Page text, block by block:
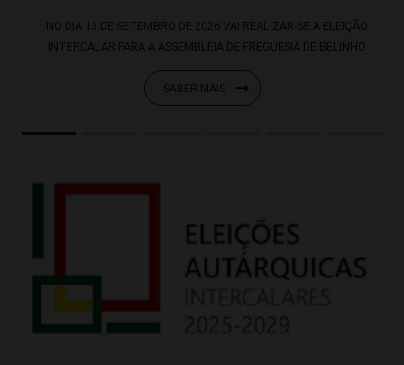
NO DIA 13 DE SETEMBRO DE 2026 VAI REALIZAR-SE A ELEIÇÃO
INTERCALAR PARA A ASSEMBLEIA DE FREGUESIA DE BELINHO
SABER MAIS